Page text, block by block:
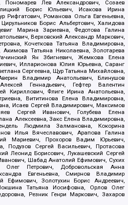
Пономарев Лев Александрович, Созаев
Борис Юльевич, Исакова Ирина
Рифгатович, Романова Ольга Евгеньевна,
Борис Альбертович, Халидова
Марина Зариевна, Федотова Галина
Верховский Александр Маркович,
Кочеткова Татьяна Владимировна,
Татьяна Николаевна, Золотарева
Ян Збигневич, Жемкова Елена
Илларионова Юлия Юрьевна, Саранг
Сергеевна, Щур Татьяна Михайловна,
Владимир Анатольевич, Блинушов
Геннадьевич, Гефтер Валентин
Кириллович, Флиге Ирина Анатольевна,
Вититинова Елена Владимировна,
Исаев Сергей Владимирович, Максимов
Сергей Иванович, Голубева Елена
Алексеевна, Закс Елена Владимировна,
Людмила Залмановна, Кокорина
Илья Вячеславович, Арапова Галина
Мариевич, Прохоров Вадим Юрьевич,
Подузов Сергей Васильевич, Протасова
Леонид Борисович, Лукашевский Сергей
Шабад Анатолий Ефимович, Сухих
Петрович, Добровольская Анна
Евгеньевна, Смирнов Владимир
Ефимович, Золотухин Борис Андреевич,
Татьяна Иосифовна, Орлов Олег
Резник Генри Маркович, Захаров